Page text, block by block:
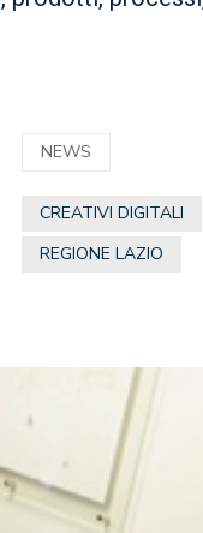
NEWS
CREATIVI DIGITALI
REGIONE LAZIO